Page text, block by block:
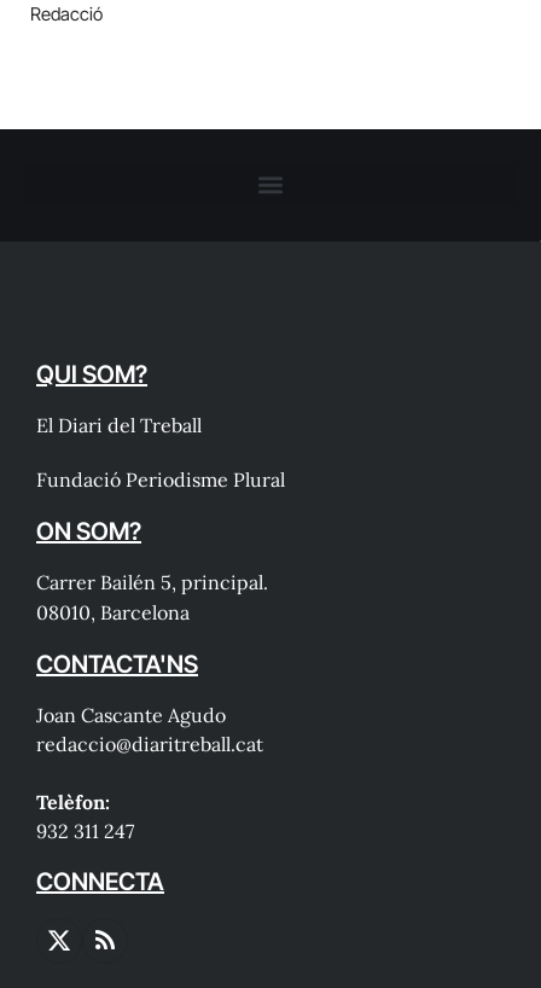
Redacció
QUI SOM?
El Diari del Treball
Fundació Periodisme Plural
ON SOM?
Carrer Bailén 5, principal.
08010, Barcelona
CONTACTA'NS
Joan Cascante Agudo
redaccio@diaritreball.cat
Telèfon:
932 311 247
CONNECTA
X
RSS